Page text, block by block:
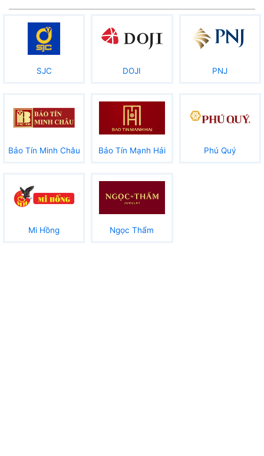
SJC DOJI PNJ
Bảo Tín Minh Châu Bảo Tín Mạnh Hải Phú Quý
Mi Hồng Ngọc Thẩm